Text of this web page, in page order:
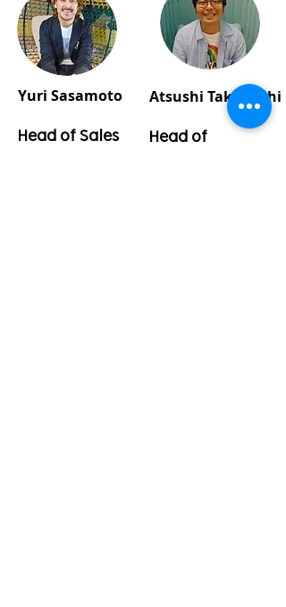
Yuri Sasamoto
Head of Sales
Atsushi Takahashi
Head of